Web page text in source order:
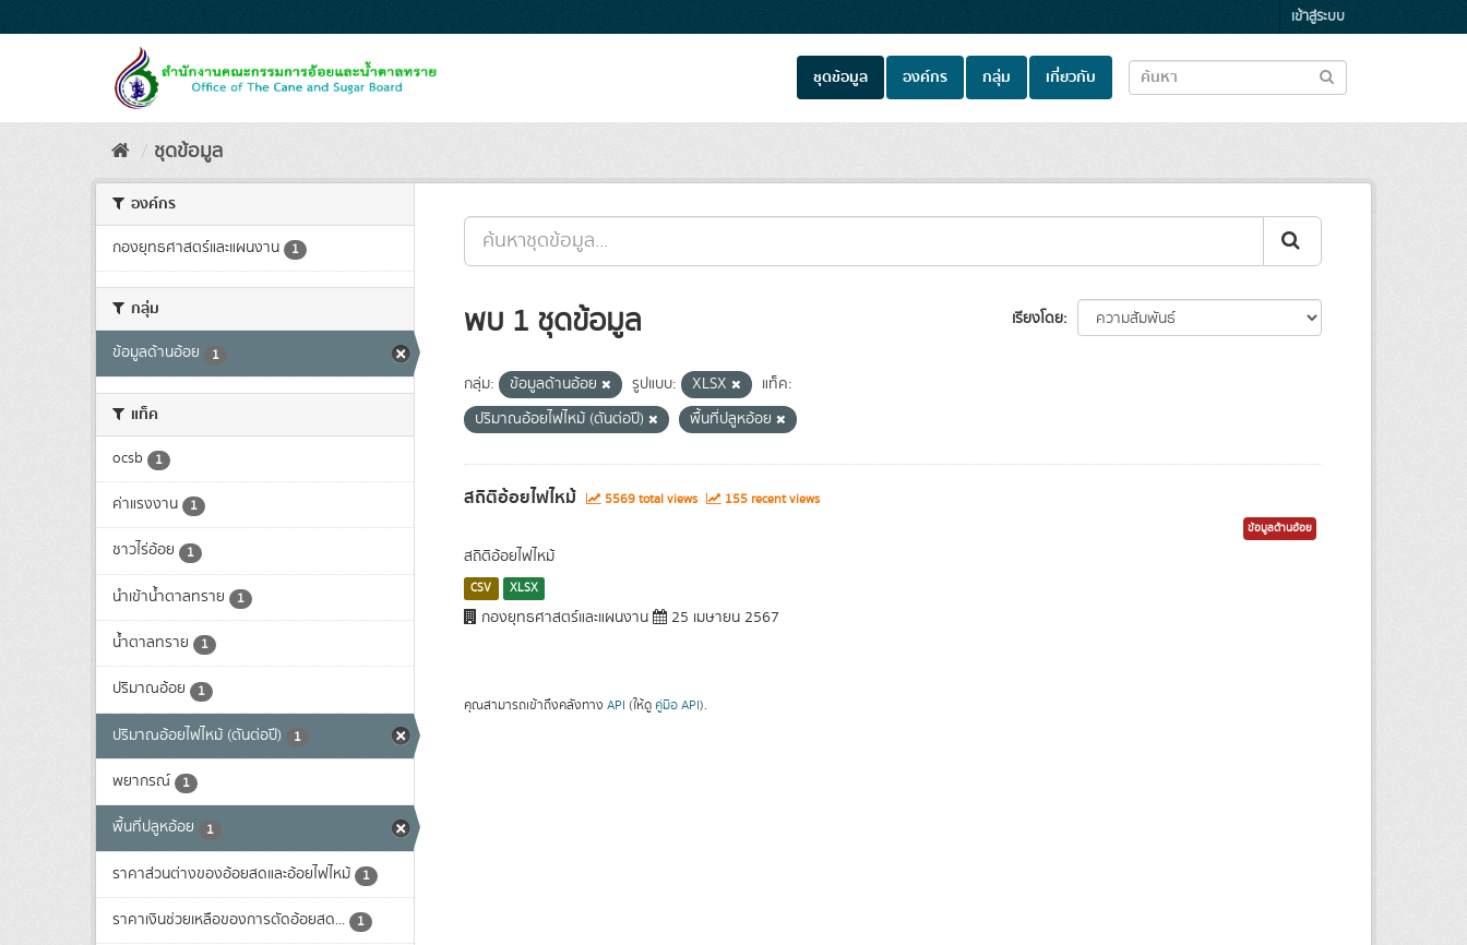
to
เข้าสู่ระบบ
ชุดข้อมูล องค์กร กลุ่ม เกี่ยวกับ
ชุดข้อมูล
องค์กร
กองยุทธศาสตร์และแผนงาน 1
กลุ่ม
ข้อมูลด้านอ้อย 1
แท็ค
ocsb 1
ค่าแรงงาน 1
ชาวไร่อ้อย 1
นำเข้าน้ำตาลทราย 1
น้ำตาลทราย 1
ปริมาณอ้อย 1
ปริมาณอ้อยไฟไหม้ (ตันต่อปี) 1
พยากรณ์ 1
พื้นที่ปลูหอ้อย 1
ราคาส่วนต่างของอ้อยสดและอ้อยไฟไหม้ 1
ราคาเงินช่วยเหลือของการตัดอ้อยสด... 1
เรียงโดย
พบ 1 ชุดข้อมูล
กลุ่ม: ข้อมูลด้านอ้อย รูปแบบ: XLSX
แท็ค:
ปริมาณอ้อยไฟไหม้ (ตันต่อปี)
พื้นที่ปลูหอ้อย
สถิติอ้อยไฟไหม้ 5569 total views 155 recent views
ข้อมูลด้านอ้อย
สถิติอ้อยไฟไหม้
CSV XLSX
กองยุทธศาสตร์และแผนงาน 25 เมษายน 2567
คุณสามารถเข้าถึงคลังทาง API (ให้ดู คู่มือ API).